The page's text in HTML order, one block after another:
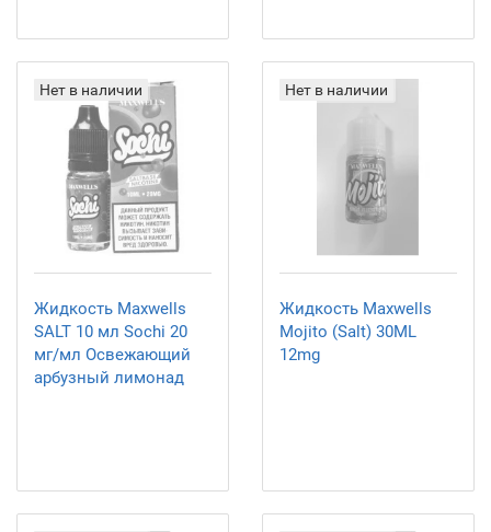
Нет в наличии
Жидкость Maxwells
SALT 10 мл Sochi 20
мг/мл Освежающий
арбузный лимонад
Нет в наличии
Жидкость Maxwells
Mojito (Salt) 30ML
12mg